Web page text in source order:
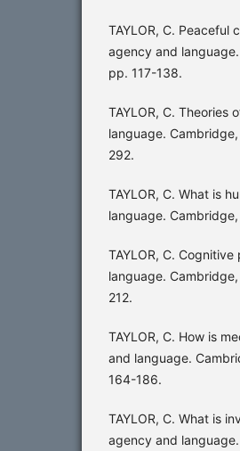
TAYLOR, C. Peaceful
agency and
pp. 117-138.
TAYLOR, C. Theories
language.
292.
TAYLOR, C. What is
language.
TAYLOR, C.
language.
212.
TAYLOR, C. How is
and language.
164-186.
TAYLOR, C. What is
agency and